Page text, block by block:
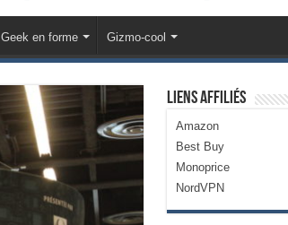
Geek en forme Gizmo-cool
Liens Affiliés
Amazon
Best Buy
Monoprice
NordVPN